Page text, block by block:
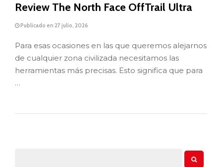
Review The North Face OffTrail Ultra
Publicado en 27 julio, 2026
Para esas ocasiones en las que queremos alejarnos
de cualquier zona civilizada necesitamos las
herramientas más precisas. Esto significa que para
…